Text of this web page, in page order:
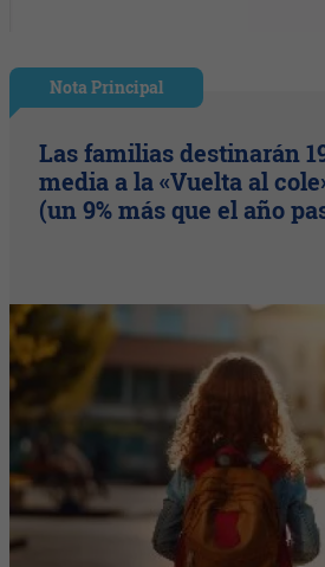
Nota Principal
Las familias destinarán
media a la «Vuelta al
(un 9% más que el año